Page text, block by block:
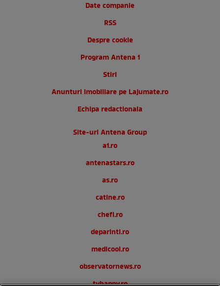
Date companie
RSS
Despre cookie
Program Antena 1
Stiri
Anunturi imobiliare pe Lajumate.ro
Echipa redactionala
Site-uri Antena Group
a1.ro
antenastars.ro
as.ro
catine.ro
chefi.ro
deparinti.ro
medicool.ro
observatornews.ro